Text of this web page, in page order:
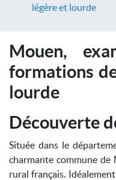
légère et lourde
Mouen,
formations
lourde
Découverte
Située dans le
charmante commune de
rural français.